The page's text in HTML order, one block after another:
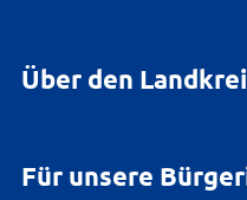
Über den
Für unsere